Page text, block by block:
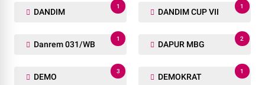
DANDIM
1
DANDIM CUP VII
1
Danrem 031/WB
1
DAPUR MBG
2
DEMO
3
DEMOKRAT
1